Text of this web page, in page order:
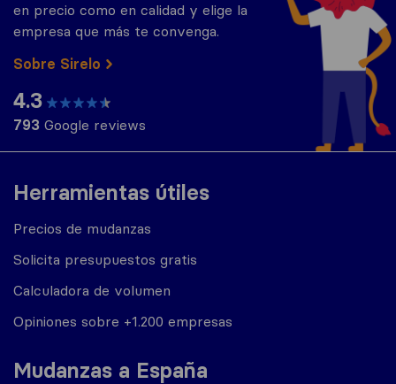
Herramientas útiles
Precios de mudanzas
Solicita presupuestos gratis
Calculadora de volumen
Opiniones sobre +1.200 empresas
Mudanzas a España
en precio como en calidad y elige la
empresa que más te convenga.
Sobre Sirelo
4.3
793 Google reviews